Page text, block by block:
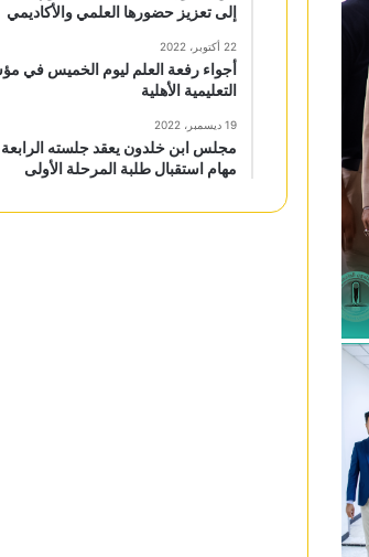
إلى تعزيز حضورها العلمي والأكاديمي
22 أكتوبر، 2022
أجواء رفعة العلم ليوم الخميس في
التعليمية الأهلية
19 ديسمبر، 2022
مجلس ابن خلدون يعقد جلسته
مهام استقبال طلبة المرحلة الأولى